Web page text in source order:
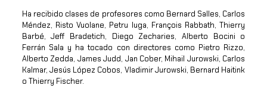
Ha recibido clases de profesores como Bernard Salles, Carlos
Méndez, Risto Vuolane, Petru Iuga, François Rabbath, Thierry
Barbé, Jeff Bradetich, Diego Zecharies, Alberto Bocini o
Ferrán Sala y ha tocado con directores como Pietro Rizzo,
Alberto Zedda, James Judd, Jan Cober, Mihail Jurowski, Carlos
Kalmar, Jesús López Cobos, Vladimir Jurowski, Bernard Haitink
o Thierry Fischer.